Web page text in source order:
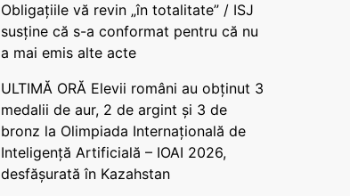
Obligațiile vă revin „în totalitate” / ISJ
susține că s-a conformat pentru că nu
a mai emis alte acte
ULTIMĂ ORĂ Elevii români au obținut 3
medalii de aur, 2 de argint și 3 de
bronz la Olimpiada Internațională de
Inteligență Artificială – IOAI 2026,
desfășurată în Kazahstan